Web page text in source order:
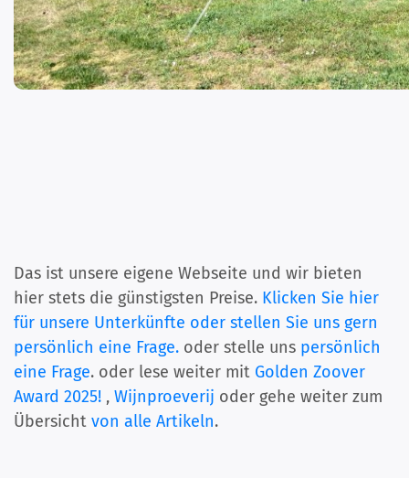
Das ist unsere eigene Webseite und wir bieten
hier stets die günstigsten Preise. Klicken Sie hier
für unsere Unterkünfte oder stellen Sie uns gern
persönlich eine Frage. oder stelle uns persönlich
eine Frage. oder lese weiter mit Golden Zoover
Award 2025! , Wijnproeverij oder gehe weiter zum
Übersicht von alle Artikeln.